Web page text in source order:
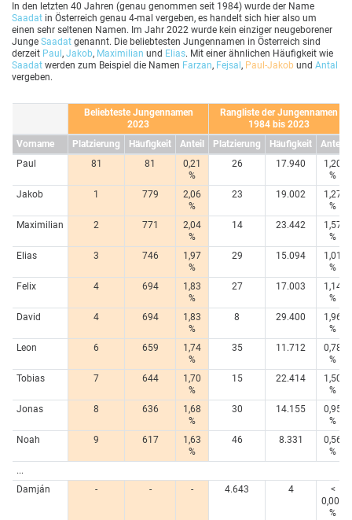
In den letzten 40 Jahren (genau genommen seit 1984) wurde der Name
Saadat in Österreich genau 4-mal vergeben, es handelt sich hier also um
einen sehr seltenen Namen. Im Jahr 2022 wurde kein einziger neugeborener
Junge Saadat genannt. Die beliebtesten Jungennamen in Österreich sind
derzeit Paul , Jakob, Maximilian und Elias. Mit einer ähnlichen Häufigkeit wie
Saadat werden zum Beispiel die Namen Farzan, Fejsal , Paul-Jakob und Antal
vergeben.
Beliebteste Jungennamen
2023
Rangliste der Jungennamen
1984 bis 2023
Vorname
Platzierung Häufigkeit Anteil Platzierung Häufigkeit
Anteil
Paul
81 81
0,21
%
26 17.940
1,20
%
Jakob
1 779
2,06
%
23 19.002
1,27
%
Maximilian
2 771
2,04
%
14 23.442
1,57
%
Elias
3 746
1,97
%
29 15.094
1,01
%
Felix
4 694
1,83
%
27 17.003
1,14
%
David
4 694
1,83
%
8 29.400
1,96
%
Leon
6 659
1,74
%
35 11.712
0,78
%
Tobias
7 644
1,70
%
15 22.414
1,50
%
Jonas
8 636
1,68
%
30 14.155
0,95
%
Noah
9 617
1,63
%
46 8.331
0,56
%
...
Damján
- - - 4.643 4
<
0,005
%